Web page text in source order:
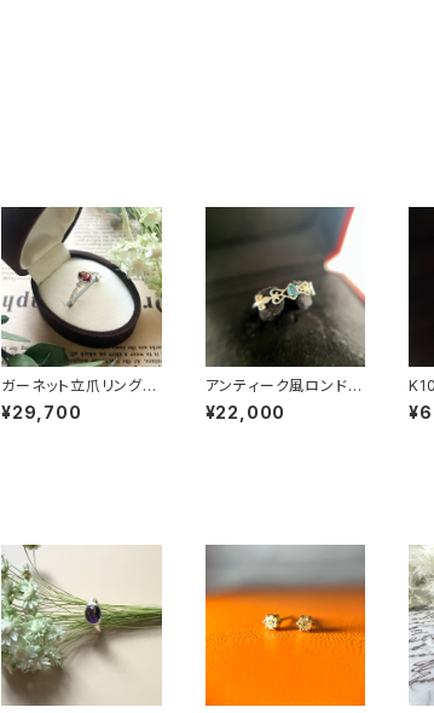
ガーネット立爪リング
RG25-255
¥29,700
アンティーク風ロンドン
ブルートパーズリング
RG25-253
¥22,000
イ
5-